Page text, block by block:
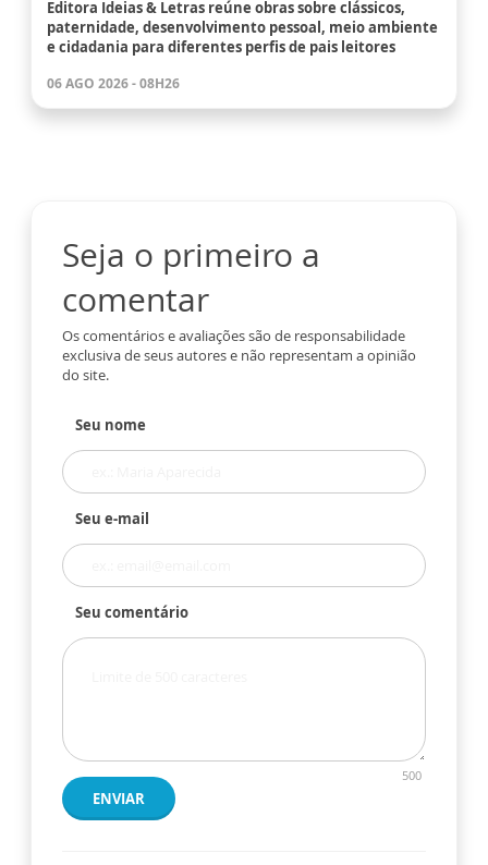
Editora Ideias & Letras reúne obras sobre clássicos,
paternidade, desenvolvimento pessoal, meio ambiente
e cidadania para diferentes perfis de pais leitores
06 AGO 2026 - 08H26
Seja o primeiro a
comentar
Os comentários e avaliações são de responsabilidade
exclusiva de seus autores e não representam a opinião
do site.
Seu nome
Seu e-mail
Seu comentário
500
ENVIAR